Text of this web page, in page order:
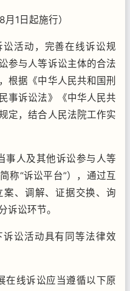
1日起施行）
活动，完善在线诉讼规
参与人等诉讼主体的合法
根据《中华人民共和国刑
事诉讼法》《中华人民共
定，结合人民法院工作实
人及其他诉讼参与人等
称“诉讼平台”），通过互
、调解、证据交换、询
诉讼环节。
讼活动具有同等法律效
线诉讼应当遵循以下原